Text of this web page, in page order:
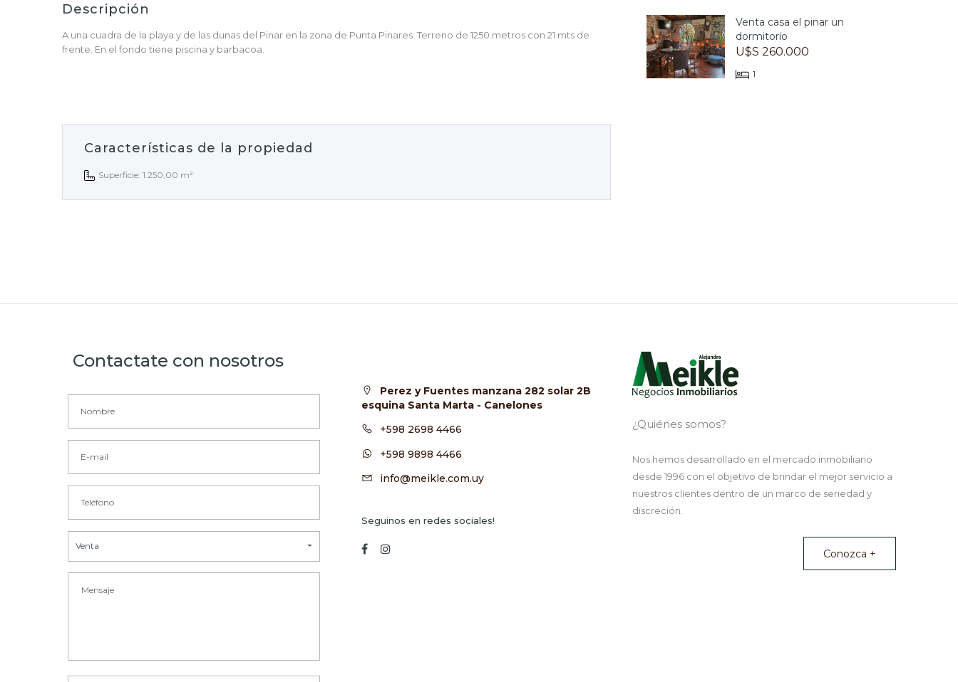
Descripción
A una cuadra de la playa y de las dunas del Pinar en la zona de Punta Pinares. Terreno de 1250 metros con 21 mts de
frente. En el fondo tiene piscina y barbacoa.
Características de la propiedad
Superficie: 1.250,00 m²
Venta casa el pinar un
dormitorio
U$S 260.000
1
Contactate con nosotros
Venta
Perez y Fuentes manzana 282 solar 2B
esquina Santa Marta - Canelones
+598 2698 4466
+598 9898 4466
info@meikle.com.uy
Seguinos en redes sociales!
¿Quiénes somos?
Nos hemos desarrollado en el mercado inmobiliario
desde 1996 con el objetivo de brindar el mejor servicio a
nuestros clientes dentro de un marco de seriedad y
discreción.
Conozca +